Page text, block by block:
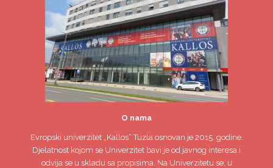
O nama
Evropski univerzitet„Kallos“ Tuzla osnovan je 2015. godine.
Djelatnost kojom se Univerzitet bavi je od javnog interesa i
odvija se u skladu sa propisima. Na Univerzitetu se, u